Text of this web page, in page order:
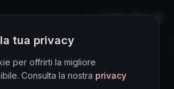
LIVE
tua privacy
per offrirti la migliore
Consulta la nostra privacy